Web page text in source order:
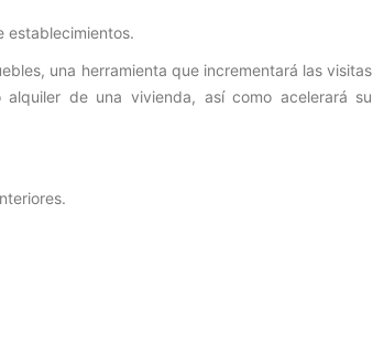
establecimientos.
una herramienta que incrementará las visitas
de una vivienda, así como acelerará su